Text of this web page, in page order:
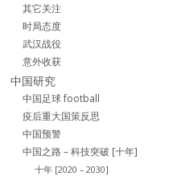
其它关注
时局态度
武汉战役
意外收获
中国研究
中国足球 football
疫后重大国策反思
中国预警
中国之路 – 科技突破 [十年]
十年 [2020 – 2030]